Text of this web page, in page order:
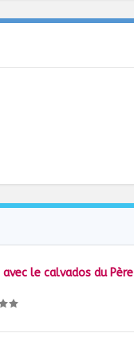
avec le calvados du Père